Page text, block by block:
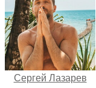
Сергей Лазарев